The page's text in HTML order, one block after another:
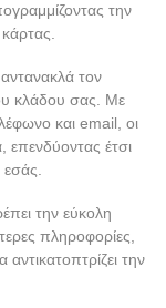
την
τον
κλάδου σας. Με
και email, οι
έτσι
την εύκολη
πληροφορίες,
την